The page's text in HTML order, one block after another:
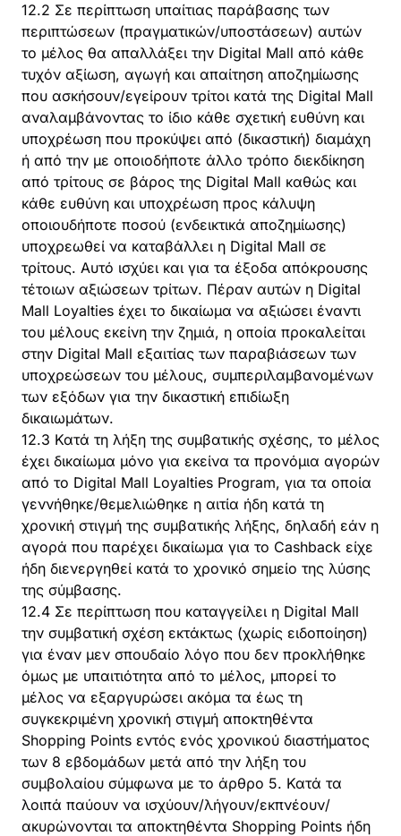
12.2 Σε περίπτωση υπαίτιας παράβασης των
περιπτώσεων (πραγματικών/υποστάσεων) αυτών
το μέλος θα απαλλάξει την Digital Mall από κάθε
τυχόν αξίωση, αγωγή και απαίτηση αποζημίωσης
που ασκήσουν/εγείρουν τρίτοι κατά της Digital Mall
αναλαμβάνοντας το ίδιο κάθε σχετική ευθύνη και
υποχρέωση που προκύψει από (δικαστική) διαμάχη
ή από την με οποιοδήποτε άλλο τρόπο διεκδίκηση
από τρίτους σε βάρος της Digital Mall καθώς και
κάθε ευθύνη και υποχρέωση προς κάλυψη
οποιουδήποτε ποσού (ενδεικτικά αποζημίωσης)
υποχρεωθεί να καταβάλλει η Digital Mall σε
τρίτους. Αυτό ισχύει και για τα έξοδα απόκρουσης
τέτοιων αξιώσεων τρίτων. Πέραν αυτών η Digital
Mall Loyalties έχει το δικαίωμα να αξιώσει έναντι
του μέλους εκείνη την ζημιά, η οποία προκαλείται
στην Digital Mall εξαιτίας των παραβιάσεων των
υποχρεώσεων του μέλους, συμπεριλαμβανομένων
των εξόδων για την δικαστική επιδίωξη
δικαιωμάτων.
12.3 Κατά τη λήξη της συμβατικής σχέσης, το μέλος
έχει δικαίωμα μόνο για εκείνα τα προνόμια αγορών
από το Digital Mall Loyalties Program, για τα οποία
γεννήθηκε/θεμελιώθηκε η αιτία ήδη κατά τη
χρονική στιγμή της συμβατικής λήξης, δηλαδή εάν η
αγορά που παρέχει δικαίωμα για το Cashback είχε
ήδη διενεργηθεί κατά το χρονικό σημείο της λύσης
της σύμβασης.
12.4 Σε περίπτωση που καταγγείλει η Digital Mall
την συμβατική σχέση εκτάκτως (χωρίς ειδοποίηση)
για έναν μεν σπουδαίο λόγο που δεν προκλήθηκε
όμως με υπαιτιότητα από το μέλος, μπορεί το
μέλος να εξαργυρώσει ακόμα τα έως τη
συγκεκριμένη χρονική στιγμή αποκτηθέντα
Shopping Points εντός ενός χρονικού διαστήματος
των 8 εβδομάδων μετά από την λήξη του
συμβολαίου σύμφωνα με το άρθρο 5. Κατά τα
λοιπά παύουν να ισχύουν/λήγουν/εκπνέουν/
ακυρώνονται τα αποκτηθέντα Shopping Points ήδη